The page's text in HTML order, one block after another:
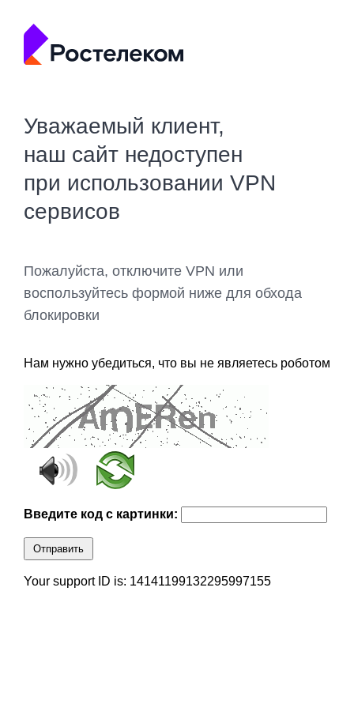
Уважаемый клиент,
наш сайт недоступен
при использовании VPN
сервисов
Пожалуйста, отключите VPN или
воспользуйтесь формой ниже для обхода
блокировки
Нам нужно убедиться, что вы не являетесь роботом
Введите код с картинки:
Отправить
Your support ID is: 14141199132295997155